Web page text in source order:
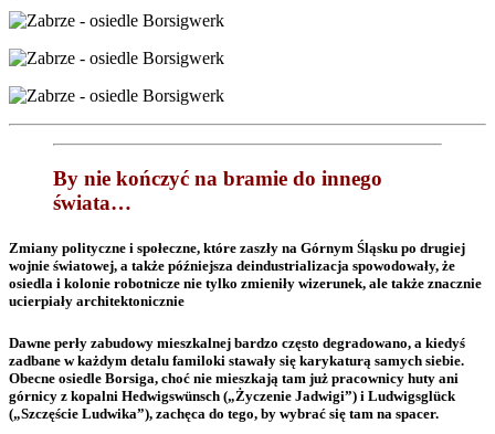
By nie kończyć na bramie do innego
świata…
Zmiany polityczne i społeczne, które zaszły na Górnym Śląsku po drugiej
wojnie światowej, a także późniejsza deindustrializacja spowodowały, że
osiedla i kolonie robotnicze nie tylko zmieniły wizerunek, ale także znacznie
ucierpiały architektonicznie
Dawne perły zabudowy mieszkalnej bardzo często degradowano, a kiedyś
zadbane w każdym detalu familoki stawały się karykaturą samych siebie.
Obecne osiedle Borsiga, choć nie mieszkają tam już pracownicy huty ani
górnicy z kopalni Hedwigswünsch („Życzenie Jadwigi”) i Ludwigsglück
(„Szczęście Ludwika”), zachęca do tego, by wybrać się tam na spacer.